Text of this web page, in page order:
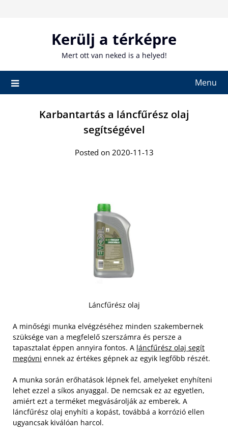
Kerülj a térképre
Mert ott van neked is a helyed!
Menu
Karbantartás a láncfűrész olaj
segítségével
Posted on 2020-11-13
Láncfűrész olaj
A minőségi munka elvégzéséhez minden szakembernek
szüksége van a megfelelő szerszámra és persze a
tapasztalat éppen annyira fontos. A láncfűrész olaj segít
megóvni ennek az értékes gépnek az egyik legfőbb részét.
A munka során erőhatások lépnek fel, amelyeket enyhíteni
lehet ezzel a síkos anyaggal. De nemcsak ez az egyetlen,
amiért ezt a terméket megvásárolják az emberek. A
láncfűrész olaj enyhíti a kopást, továbbá a korrózió ellen
ugyancsak kiválóan harcol.